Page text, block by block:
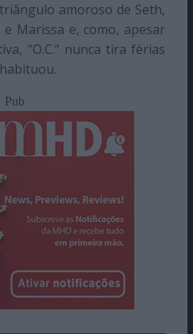
amoroso de Seth,
Marissa e, como, apesar
“O.C.” nunca tira férias
Pub